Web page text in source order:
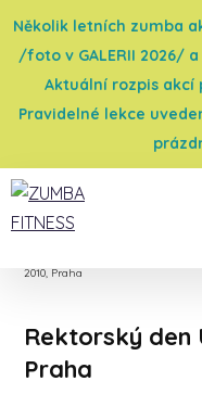
Několik letních zumba
/foto v GALERII 2026/
Aktuální rozpis akcí
Pravidelné lekce
2010, Praha
Rektorský den
Praha